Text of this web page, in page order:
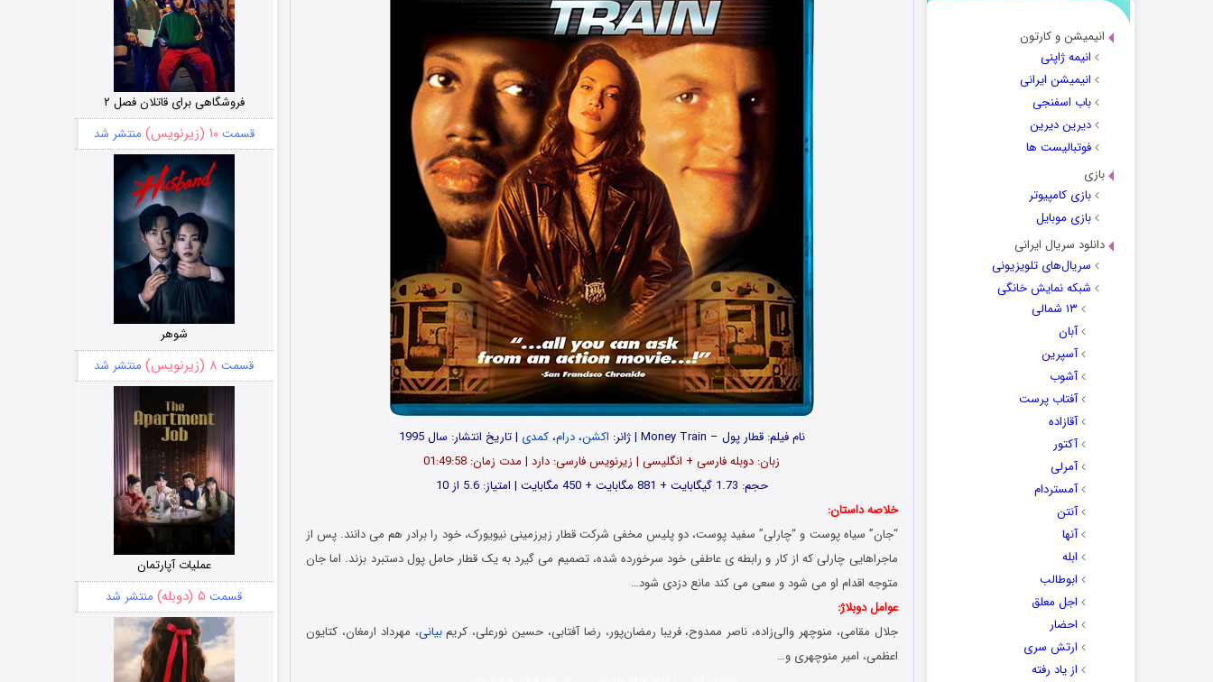
انیمیشن و کارتون
انیمه ژاپنی
انیمیشن ایرانی
باب اسفنجی
دیرین دیرین
فوتبالیست ها
بازی
بازی کامپیوتر
بازی موبایل
دانلود سریال ایرانی
سریال‌های تلویزیونی
شبکه نمایش خانگی
۱۳ شمالی
آبان
آسپرین
آشوب
آفتاب پرست
آقازاده
آکتور
آمرلی
آمستردام
آنتن
آنها
ابله
ابوطالب
اجل معلق
احضار
ارتش سری
از یاد رفته
نام فیلم: قطار پول – Money Train | ژانر: اکشن،درام،کمدی | تاریخ انتشار: سال 1995
زبان: دوبله فارسی + انگلیسی | زیرنویس فارسی: دارد | مدت زمان: 01:49:58
حجم: 1.73 گیگابایت + 881 مگابایت + 450 مگابایت | امتیاز: 5.6 از 10
خلاصه داستان:
“جان” سیاه پوست و “چارلی” سفید پوست، دو پلیس مخفی شرکت قطار زیرزمینی نیویورک، خود را برادر هم می دانند. پس از
ماجراهایی چارلی که از کار و رابطه ی عاطفی خود سرخورده شده، تصمیم می گیرد به یک قطار حامل پول دستبرد بزند. اما جان
متوجه اقدام او می شود و سعی می کند مانع دزدی شود…
عوامل دوبلاژ:
جلال مقامی، منوچهر والی‌زاده، ناصر ممدوح، فریبا رمضان‌پور، رضا آفتابی، حسین نورعلی، کریمبیانی، مهرداد ارمغان، کتایون
اعظمی، امیر منوچهری و…
فروشگاهی برای قاتلان فصل ۲
قسمت۱۰ (زیرنویس) منتشر شد
شوهر
قسمت ۸ (زیرنویس) منتشر شد
عملیات آپارتمان
قسمت ۵ (دوبله) منتشر شد